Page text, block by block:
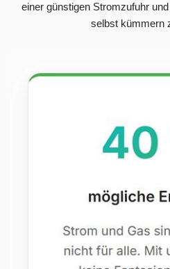
einer günstigen Stromzufuhr
selbst kümmern